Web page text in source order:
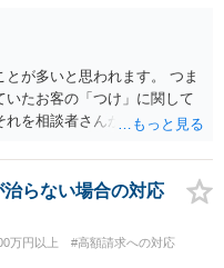
が多いと思われます。 つま
いたお客の「つけ」に関して
れを相談者さんが（回収し
すので、支払い義務はある
脅迫などの方法で取り立てる
は、証拠を保存し警察にご相
るのであれば、破産等を検
らない場合の対応
万円以上
#高額請求への対応